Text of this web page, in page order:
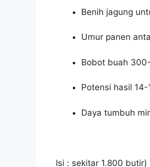
Benih jagung
Umur panen
Bobot buah
Potensi hasil
Daya tumbuh
Isi : sekitar 1.800 butir)